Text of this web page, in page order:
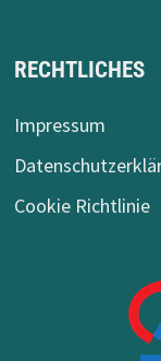
RECHTLICHES
Impressum
Cookie Richtlinie